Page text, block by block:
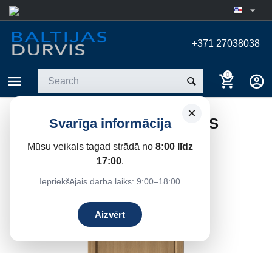
+371 27038038
0
×
Svarīga informācija
Mūsu veikals tagad strādā no 8:00 līdz
17:00.
Iepriekšējais darba laiks: 9:00–18:00
Aizvērt
DURVIS STANDART V OZOLS
Home / Interior doors Veneered interior doors